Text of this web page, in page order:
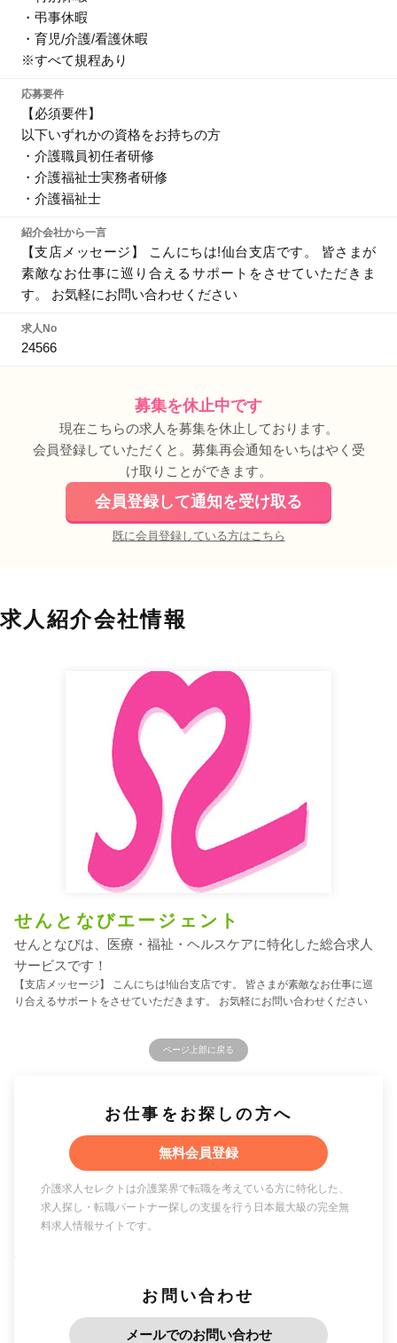
・弔事休暇
・育児/介護/看護休暇
※すべて規程あり
応募要件
【必須要件】
以下いずれかの資格をお持ちの方
・介護職員初任者研修
・介護福祉士実務者研修
・介護福祉士
紹介会社から一言
【支店メッセージ】 こんにちは!仙台支店です。 皆さまが
素敵なお仕事に巡り合えるサポートをさせていただきま
す。 お気軽にお問い合わせください
求人No
24566
募集を休止中です
現在こちらの求人を募集を休止しております。
会員登録していただくと。募集再会通知をいちはやく受
け取りことができます。
会員登録して通知を受け取る
既に会員登録している方はこちら
求人紹介会社情報
せんとなびエージェント
せんとなびは、医療・福祉・ヘルスケアに特化した総合求人
サービスです！
【支店メッセージ】 こんにちは!仙台支店です。 皆さまが素敵なお仕事に巡
り合えるサポートをさせていただきます。 お気軽にお問い合わせください
ページ上部に戻る
お仕事をお探しの方へ
無料会員登録
介護求人セレクトは介護業界で転職を考えている方に特化した、
求人探し・転職パートナー探しの支援を行う日本最大級の完全無
料求人情報サイトです。
お問い合わせ
メールでのお問い合わせ